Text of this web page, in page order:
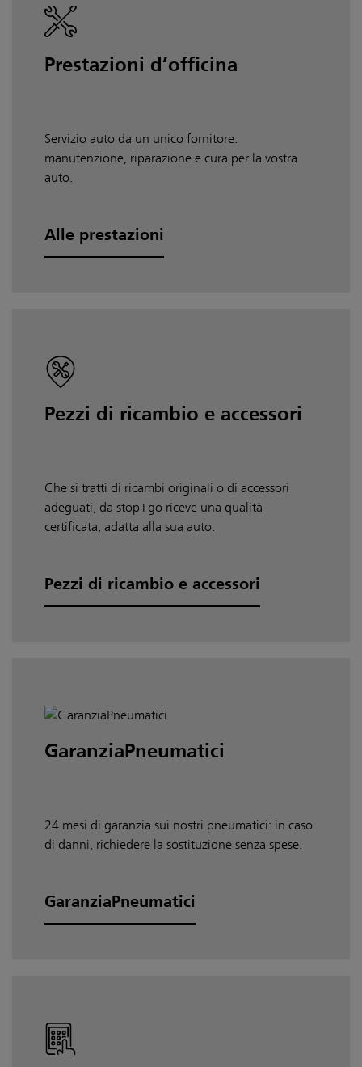
Prestazioni d’officina
Servizio auto da un unico fornitore:
manutenzione, riparazione e cura per la vostra
auto.
Alle prestazioni
Pezzi di ricambio e accessori
Che si tratti di ricambi originali o di accessori
adeguati, da stop+go riceve una qualità
certificata, adatta alla sua auto.
Pezzi di ricambio e accessori
GaranziaPneumatici
24 mesi di garanzia sui nostri pneumatici: in caso
di danni, richiedere la sostituzione senza spese.
GaranziaPneumatici